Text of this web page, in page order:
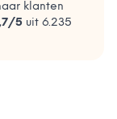
klanten
/5 uit 6.235